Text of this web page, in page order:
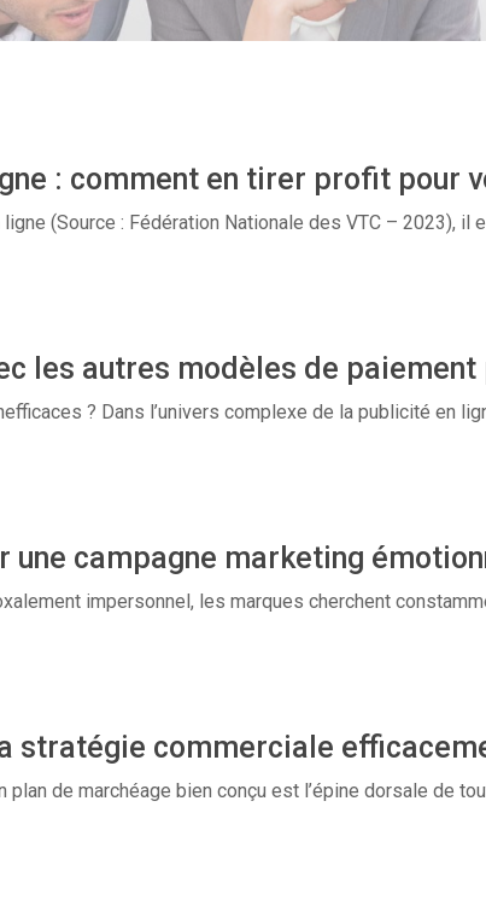
: comment en tirer profit pour
(Source : Fédération Nationale des VTC – 2023), il
les autres modèles de
? Dans l’univers complexe de la publicité en
une campagne marketing
impersonnel, les marques cherchent
stratégie commerciale
plan de marchéage bien conçu est l’épine dorsale de